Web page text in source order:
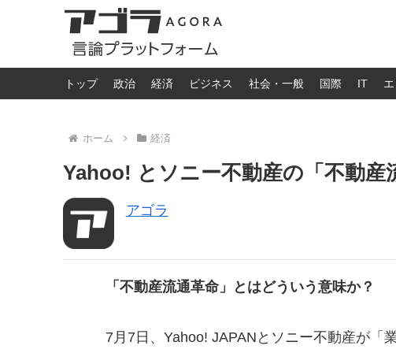
トップ 政治 経済 ビジネス 社会・一般 国際 IT
ホーム 経済
Yahoo! とソニー不動産の「不動産
アゴラ
「不動産流通革命」とはどういう意味か？
7月7日、Yahoo! JAPANとソニー不動産が「